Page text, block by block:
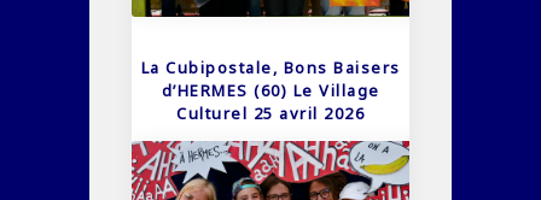
La Cubipostale, Bons Baisers
d’HERMES (60) Le Village
Culturel 25 avril 2026